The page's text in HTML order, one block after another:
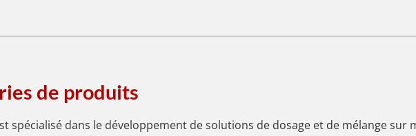
de produits
spécialisé dans le développement de solutions de dosage et de mélange sur